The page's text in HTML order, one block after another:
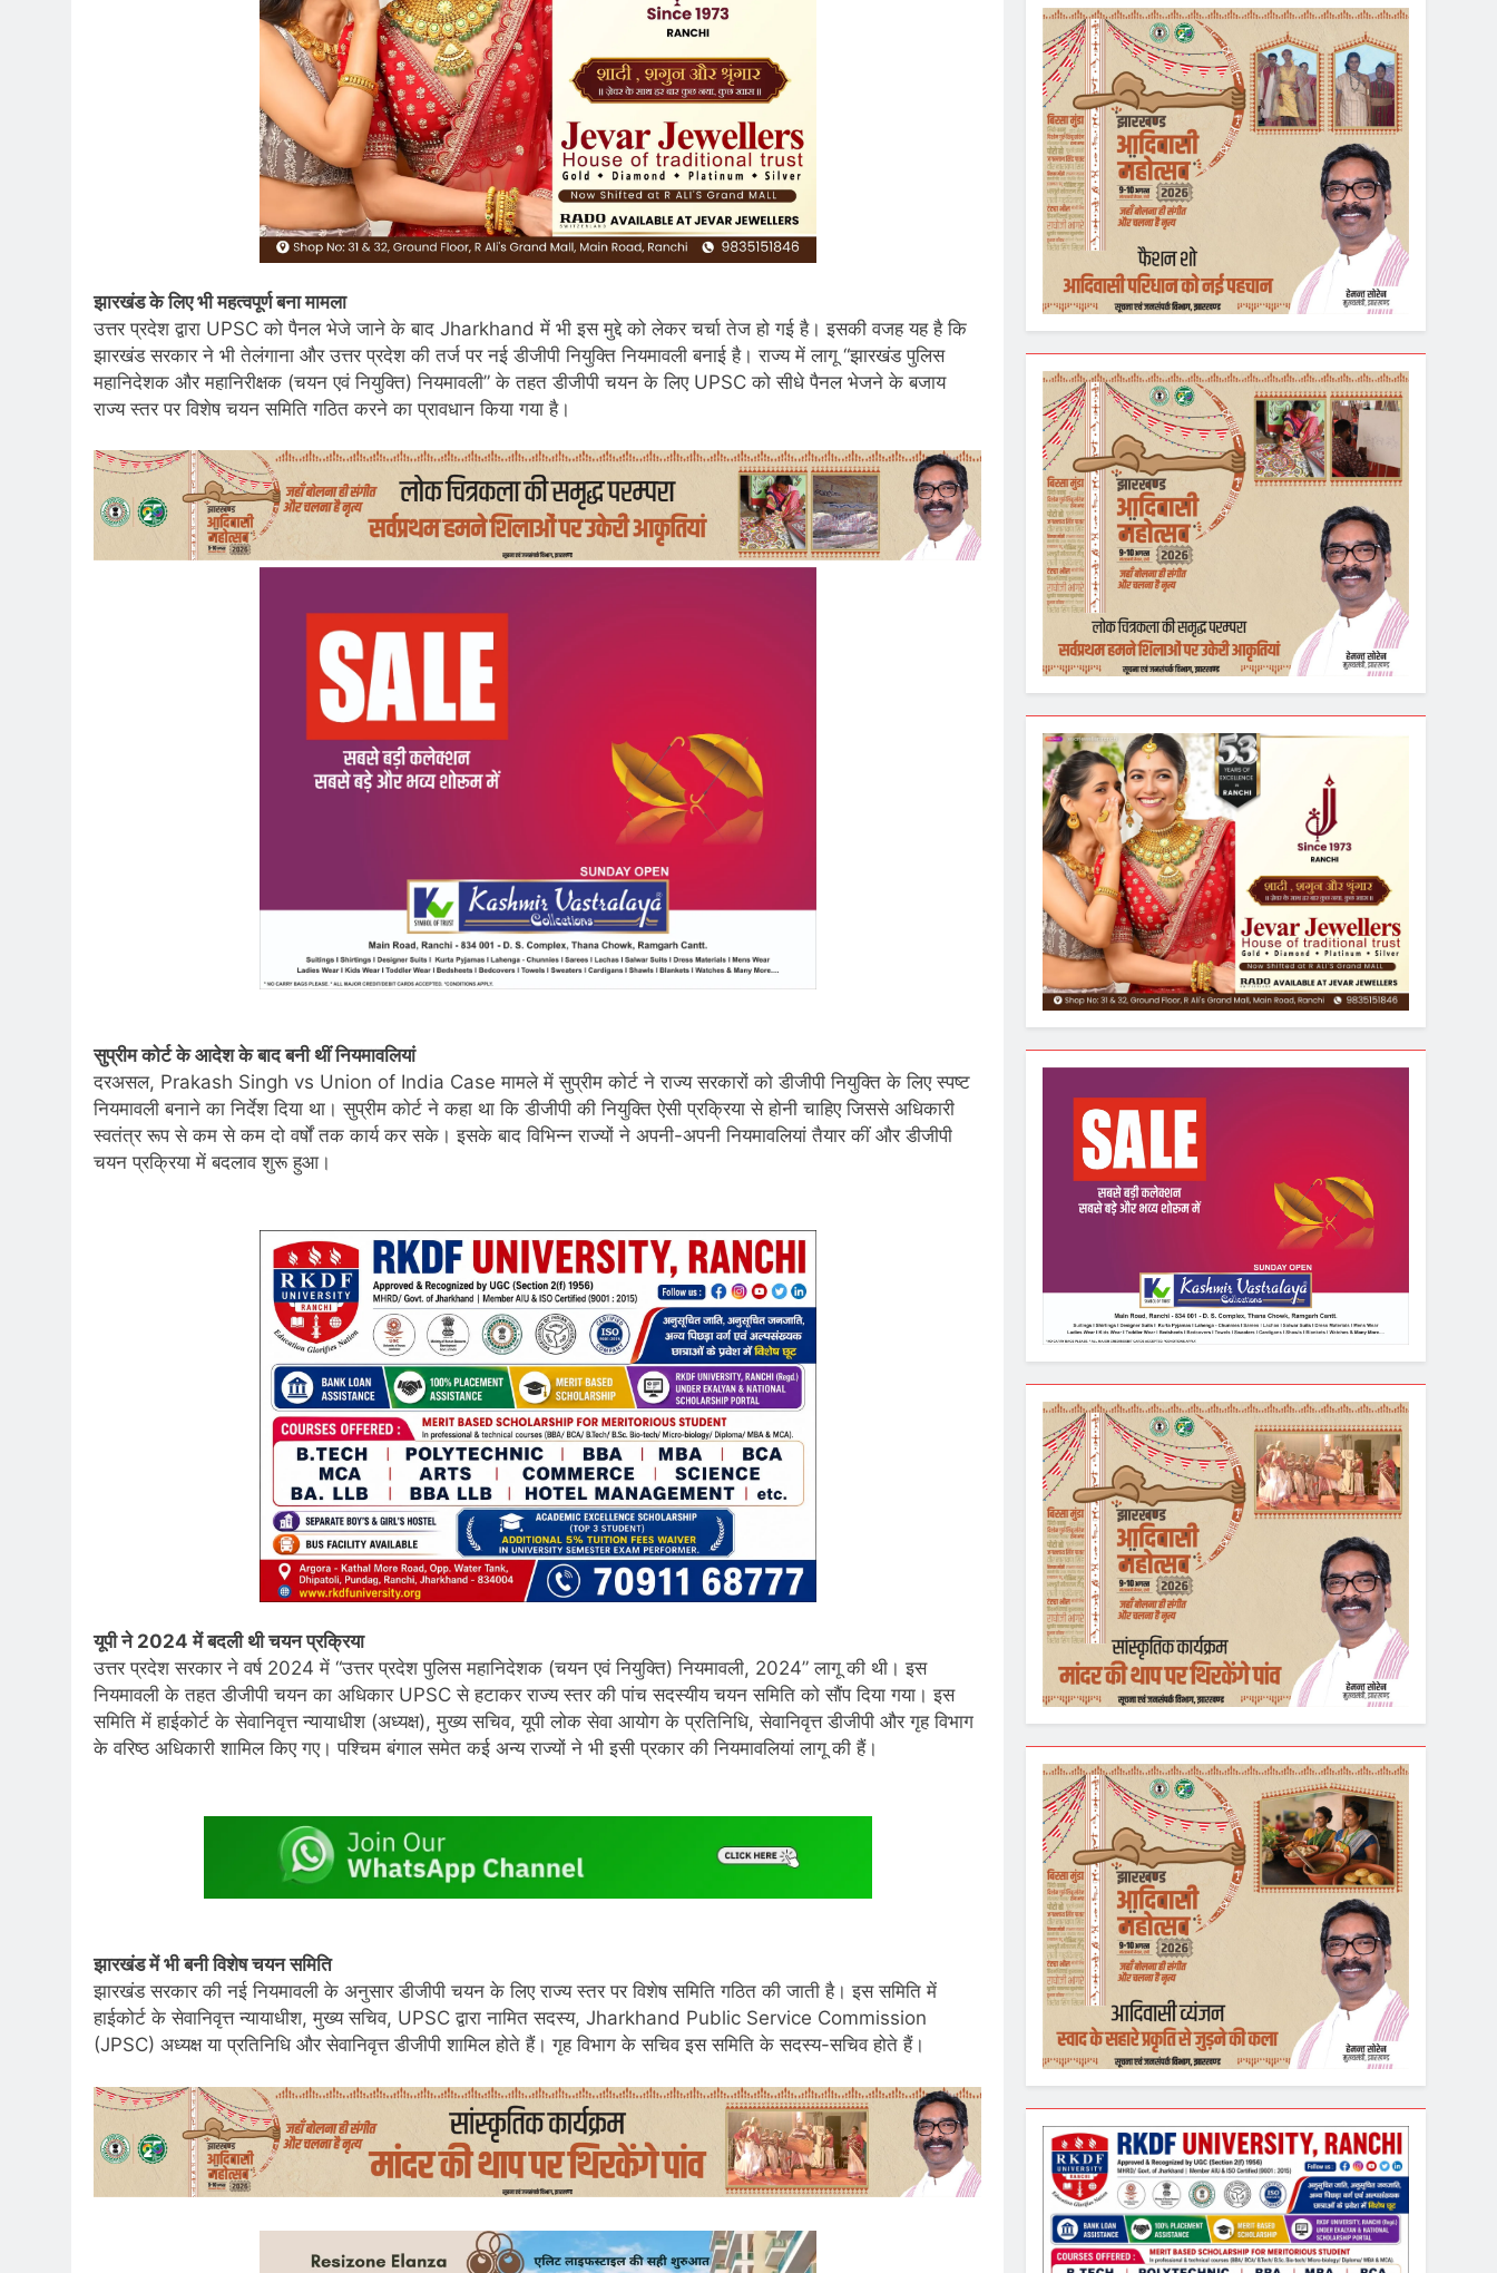
झारखंड के लिए भी महत्वपूर्ण बना मामला
उत्तर प्रदेश द्वारा UPSC को पैनल भेजे जाने के बाद Jharkhand में भी इस मुद्दे को लेकर चर्चा तेज हो गई है। इसकी वजह यह है कि
झारखंड सरकार ने भी तेलंगाना और उत्तर प्रदेश की तर्ज पर नई डीजीपी नियुक्ति नियमावली बनाई है। राज्य में लागू “झारखंड पुलिस
महानिदेशक और महानिरीक्षक (चयन एवं नियुक्ति) नियमावली” के तहत डीजीपी चयन के लिए UPSC को सीधे पैनल भेजने के बजाय
राज्य स्तर पर विशेष चयन समिति गठित करने का प्रावधान किया गया है।
सुप्रीम कोर्ट के आदेश के बाद बनी थीं नियमावलियां
दरअसल, Prakash Singh vs Union of India Case मामले में सुप्रीम कोर्ट ने राज्य सरकारों को डीजीपी नियुक्ति के लिए स्पष्ट
नियमावली बनाने का निर्देश दिया था। सुप्रीम कोर्ट ने कहा था कि डीजीपी की नियुक्ति ऐसी प्रक्रिया से होनी चाहिए जिससे अधिकारी
स्वतंत्र रूप से कम से कम दो वर्षों तक कार्य कर सके। इसके बाद विभिन्न राज्यों ने अपनी-अपनी नियमावलियां तैयार कीं और डीजीपी
चयन प्रक्रिया में बदलाव शुरू हुआ।
यूपी ने 2024 में बदली थी चयन प्रक्रिया
उत्तर प्रदेश सरकार ने वर्ष 2024 में “उत्तर प्रदेश पुलिस महानिदेशक (चयन एवं नियुक्ति) नियमावली, 2024” लागू की थी। इस
नियमावली के तहत डीजीपी चयन का अधिकार UPSC से हटाकर राज्य स्तर की पांच सदस्यीय चयन समिति को सौंप दिया गया। इस
समिति में हाईकोर्ट के सेवानिवृत्त न्यायाधीश (अध्यक्ष), मुख्य सचिव, यूपी लोक सेवा आयोग के प्रतिनिधि, सेवानिवृत्त डीजीपी और गृह विभाग
के वरिष्ठ अधिकारी शामिल किए गए। पश्चिम बंगाल समेत कई अन्य राज्यों ने भी इसी प्रकार की नियमावलियां लागू की हैं।
झारखंड में भी बनी विशेष चयन समिति
झारखंड सरकार की नई नियमावली के अनुसार डीजीपी चयन के लिए राज्य स्तर पर विशेष समिति गठित की जाती है। इस समिति में
हाईकोर्ट के सेवानिवृत्त न्यायाधीश, मुख्य सचिव, UPSC द्वारा नामित सदस्य, Jharkhand Public Service Commission
(JPSC) अध्यक्ष या प्रतिनिधि और सेवानिवृत्त डीजीपी शामिल होते हैं। गृह विभाग के सचिव इस समिति के सदस्य-सचिव होते हैं।